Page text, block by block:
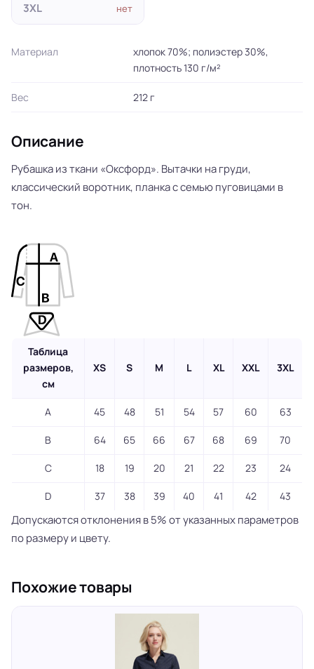
3XL нет
Материал
хлопок 70%; полиэстер 30%,
плотность 130 г/м²
Вес 212 г
Описание
Рубашка из ткани «Оксфорд». Вытачки на груди,
классический воротник, планка с семью пуговицами в
тон.
Таблица
размеров,
см
XS S M L XL XXL 3XL
A 45 48 51 54 57 60 63
B 64 65 66 67 68 69 70
C 18 19 20 21 22 23 24
D 37 38 39 40 41 42 43
Допускаются отклонения в 5% от указанных параметров
по размеру и цвету.
Похожие товары